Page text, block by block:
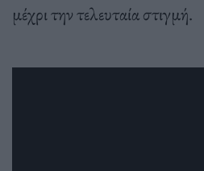
μέχρι την τελευταία στιγμή.